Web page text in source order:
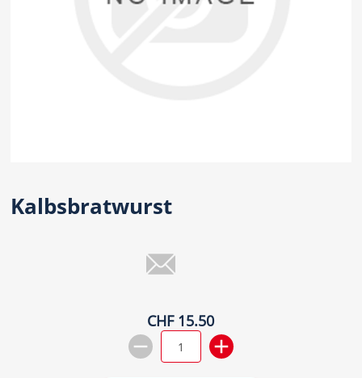
Kalbsbratwurst
CHF 15.50